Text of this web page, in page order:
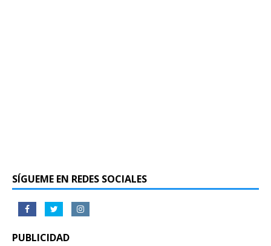
SÍGUEME EN REDES SOCIALES
PUBLICIDAD